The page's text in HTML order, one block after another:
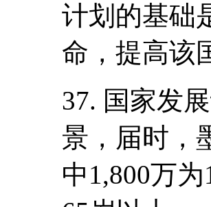
计划的基础
命，提高该
37. 国家发
景，届时，
中1,800万